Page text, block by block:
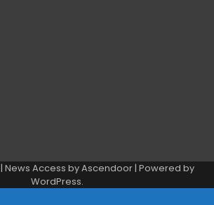
| News Access byAscendoor| Powered by
WordPress.